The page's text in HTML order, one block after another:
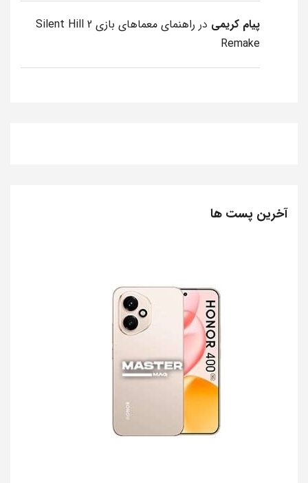
پیام کریمی در
راهنمای معماهای بازی Silent Hill 2
Remake
آخرین پست ها